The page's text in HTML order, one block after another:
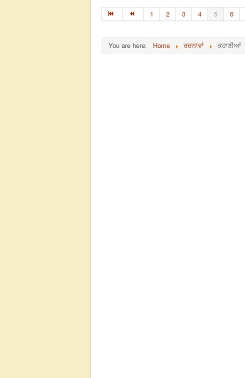
1 2 3 4 5 6
You are here: Home ਰਚਨਾਵਾਂ ਕਹਾਣੀਆਂ